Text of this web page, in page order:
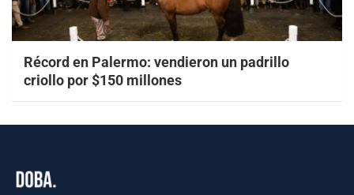
Récord en Palermo: vendieron un padrillo
criollo por $150 millones